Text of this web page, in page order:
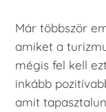
Már többször
amiket a
mégis fel kell
inkább
amit